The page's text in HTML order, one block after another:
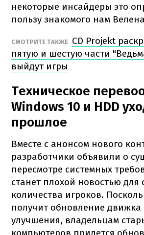
некоторые инсайдеры это
пользу знакомого нам
СМОТРИТЕ ТАКЖЕ CD Projekt
пятую и шестую части
выйдут игры
Техническое
Windows 10 и HDD
прошлое
Вместе с анонсом нового
разработчики объявили о
пересмотре системных
станет плохой новостью для
количества игроков.
получит обновление движка
улучшения, владельцам
компьютеров придется